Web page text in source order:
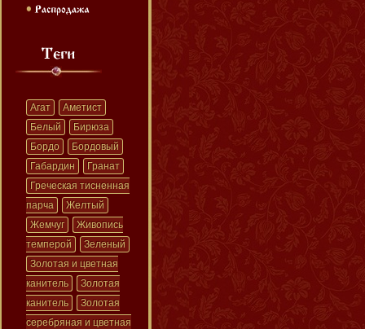
Агат
Аметист
Белый
Бирюза
Бордо
Бордовый
Габардин
Гранат
Греческая тисненная
парча
Желтый
Жемчуг
Живопись
темперой
Зеленый
Золотая и цветная
канитель
Золотая
канитель
Золотая
серебряная и цветная